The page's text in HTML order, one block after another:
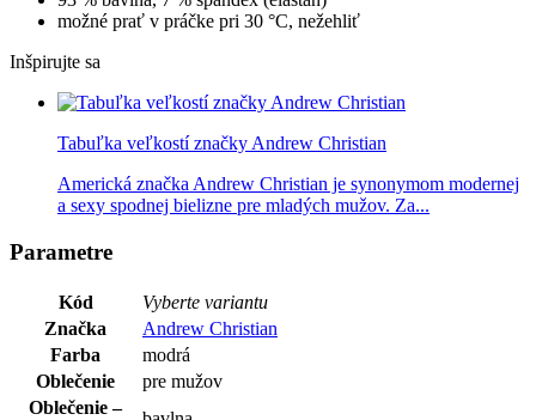
možné prať v práčke pri 30 °C, nežehliť
Inšpirujte sa
Tabuľka veľkostí značky Andrew Christian
Americká značka Andrew Christian je synonymom modernej
a sexy spodnej bielizne pre mladých mužov. Za...
Parametre
Kód
Vyberte variantu
Značka
Andrew Christian
Farba
modrá
Oblečenie
pre mužov
Oblečenie –